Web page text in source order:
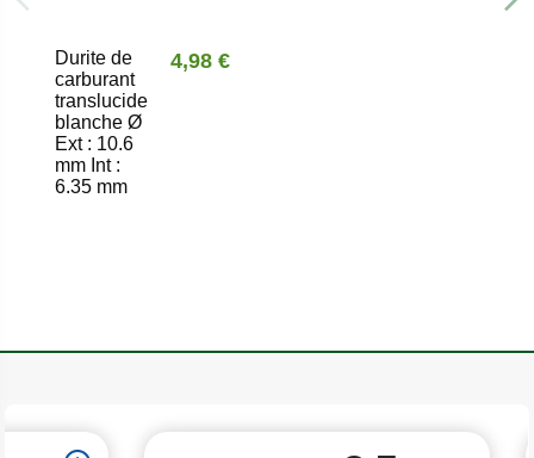
Durite de
carburant
translucide
blanche Ø
Ext : 10.6
mm Int :
6.35 mm
4,98 €